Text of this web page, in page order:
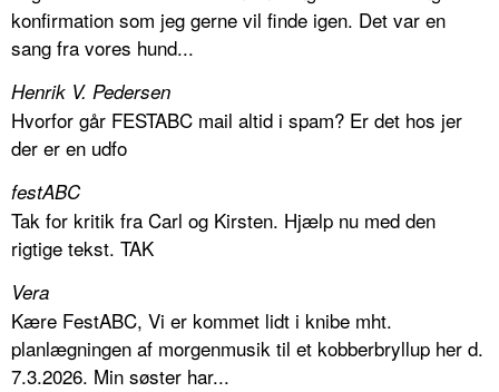
konfirmation som jeg gerne vil finde igen. Det var en
sang fra vores hund...
Henrik V. Pedersen
Hvorfor går FESTABC mail altid i spam? Er det hos jer
der er en udfo
festABC
Tak for kritik fra Carl og Kirsten. Hjælp nu med den
rigtige tekst. TAK
Vera
Kære FestABC, Vi er kommet lidt i knibe mht.
planlægningen af morgenmusik til et kobberbryllup her d.
7.3.2026. Min søster har...